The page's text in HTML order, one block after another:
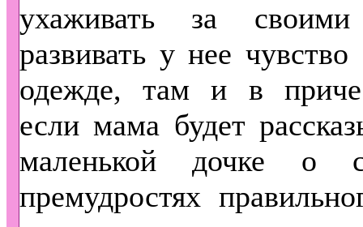
ухаживать за своими
развивать у нее
одежде, там и в
если мама будет
маленькой дочке о
премудростях